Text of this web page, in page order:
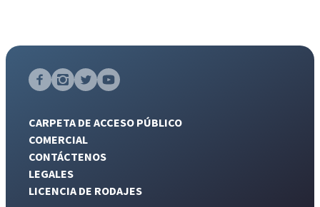
CARPETA DE ACCESO PÚBLICO
COMERCIAL
CONTÁCTENOS
LEGALES
LICENCIA DE RODAJES